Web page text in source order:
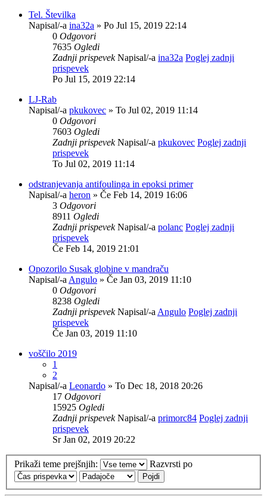
Tel. Številka
Napisal/-a ina32a » Po Jul 15, 2019 22:14
0 Odgovori
7635 Ogledi
Zadnji prispevekNapisal/-a ina32a Poglej zadnji
prispevek
Po Jul 15, 2019 22:14
LJ-Rab
Napisal/-a pkukovec » To Jul 02, 2019 11:14
0 Odgovori
7603 Ogledi
Zadnji prispevekNapisal/-a pkukovec Poglej zadnji
prispevek
To Jul 02, 2019 11:14
odstranjevanja antifoulinga in epoksi primer
Napisal/-a heron » Če Feb 14, 2019 16:06
3 Odgovori
8911 Ogledi
Zadnji prispevekNapisal/-a polanc Poglej zadnji
prispevek
Če Feb 14, 2019 21:01
Opozorilo Susak globine v mandraču
Napisal/-a Angulo » Če Jan 03, 2019 11:10
0 Odgovori
8238 Ogledi
Zadnji prispevekNapisal/-a Angulo Poglej zadnji
prispevek
Če Jan 03, 2019 11:10
voščilo 2019
1
2
Napisal/-a Leonardo » To Dec 18, 2018 20:26
17 Odgovori
15925 Ogledi
Zadnji prispevekNapisal/-a primorc84 Poglej zadnji
prispevek
Sr Jan 02, 2019 20:22
Prikaži teme prejšnjih: Razvrsti po